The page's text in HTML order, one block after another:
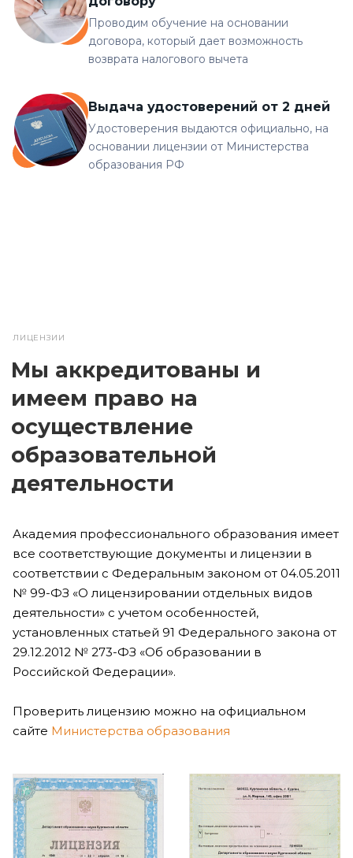
Проводим обучение на основании
договора, который дает возможность
возврата налогового вычета
Выдача удостоверений от 2 дней
Удостоверения выдаются официально, на
основании лицензии от Министерства
образования РФ
ЛИЦЕНЗИИ
Мы аккредитованы и
имеем право на
осуществление
образовательной
деятельности
Академия профессионального образования имеет
все соответствующие документы и лицензии в
соответствии с Федеральным законом от 04.05.2011
№ 99-ФЗ «О лицензировании отдельных видов
деятельности» с учетом особенностей,
установленных статьей 91 Федерального закона от
29.12.2012 № 273-ФЗ «Об образовании в
Российской Федерации».
Проверить лицензию можно на официальном
сайте Министерства образования